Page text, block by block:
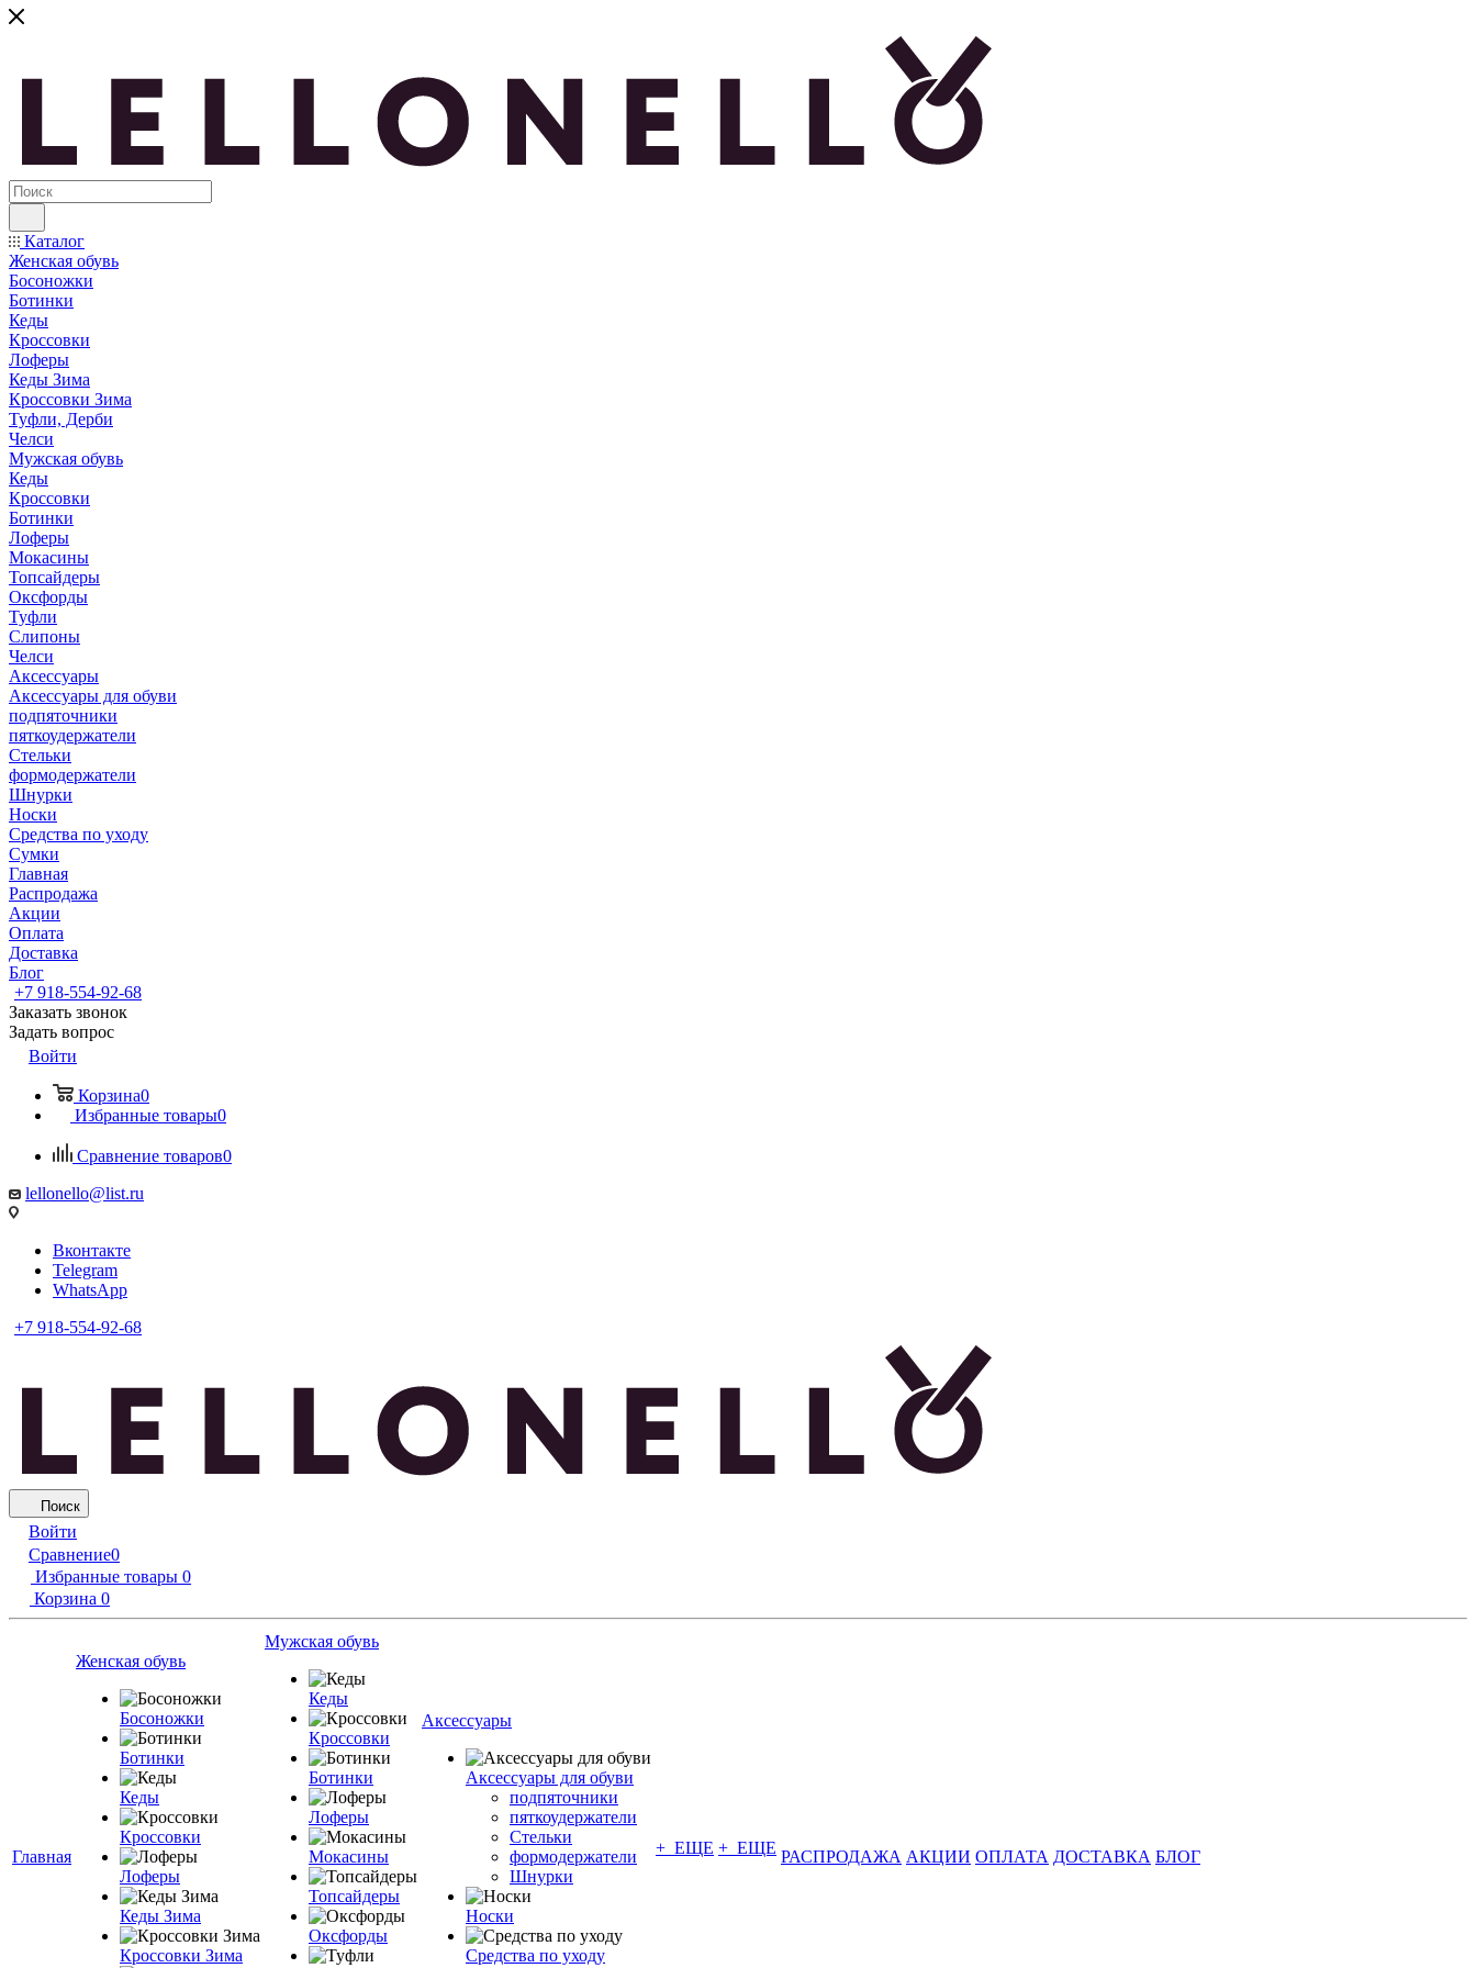
Каталог
Женская обувь
Босоножки
Ботинки
Кеды
Кроссовки
Лоферы
Кеды Зима
Кроссовки Зима
Туфли, Дерби
Челси
Мужская обувь
Кеды
Кроссовки
Ботинки
Лоферы
Мокасины
Топсайдеры
Оксфорды
Туфли
Слипоны
Челси
Аксессуары
Аксессуары для обуви
подпяточники
пяткоудержатели
Стельки
формодержатели
Шнурки
Носки
Средства по уходу
Сумки
Главная
Распродажа
Акции
Оплата
Доставка
Блог
+7 918-554-92-68
Заказать звонок
Задать вопрос
Войти
Корзина0
Избранные товары0
Сравнение товаров0
lellonello@list.ru
Вконтакте
Telegram
WhatsApp
+7 918-554-92-68
Поиск
Войти
Сравнение0
Избранные товары 0
Корзина 0
Главная
Женская обувь
Босоножки
Ботинки
Кеды
Кроссовки
Лоферы
Кеды Зима
Кроссовки Зима
Мужская обувь
Кеды
Кроссовки
Ботинки
Лоферы
Мокасины
Топсайдеры
Оксфорды
Аксессуары
Аксессуары для обуви
подпяточники
пяткоудержатели
Стельки
формодержатели
Шнурки
Носки
Средства по уходу
+ ЕЩЕ + ЕЩЕ РАСПРОДАЖА АКЦИИ ОПЛАТА ДОСТАВКА БЛОГ